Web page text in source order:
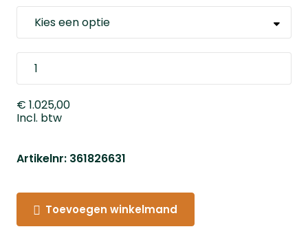
€ 1.025,00
Incl. btw
Artikelnr: 361826631
Toevoegen winkelmand